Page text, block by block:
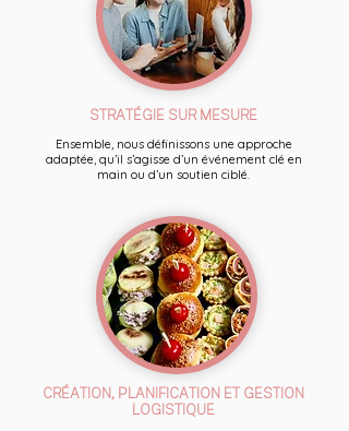
STRATÉGIE SUR MESURE
Ensemble, nous définissons une approche
adaptée, qu’il s’agisse d’un événement clé en
main ou d’un soutien ciblé.
CRÉATION, PLANIFICATION ET GESTION
LOGISTIQUE